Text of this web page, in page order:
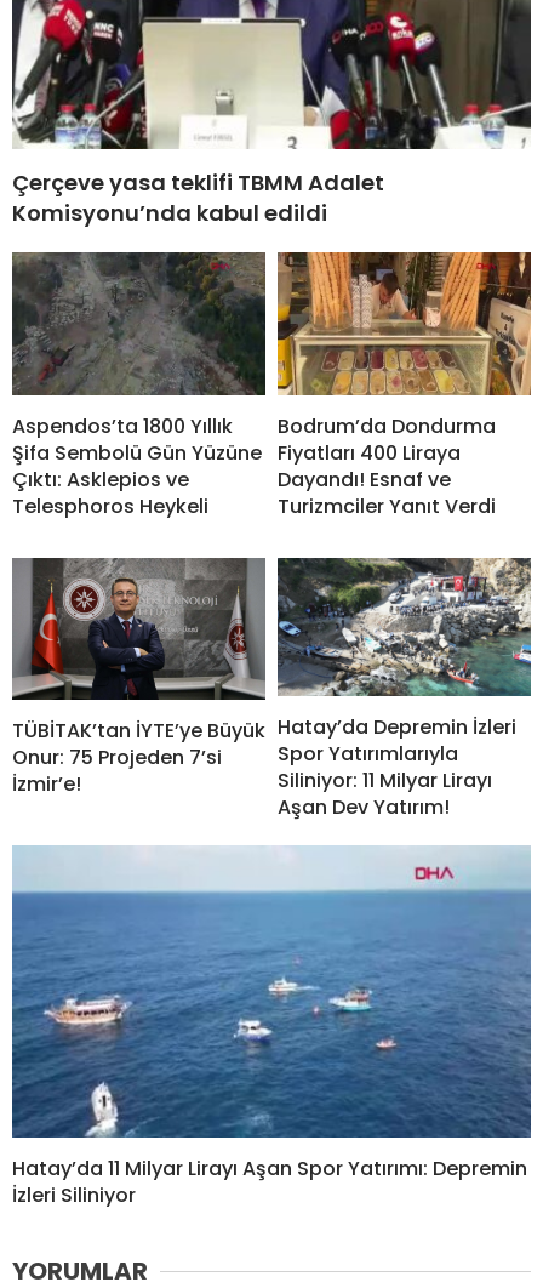
Çerçeve yasa teklifi TBMM Adalet
Komisyonu’nda kabul edildi
Aspendos’ta 1800 Yıllık
Şifa Sembolü Gün Yüzüne
Çıktı: Asklepios ve
Telesphoros Heykeli
Bodrum’da Dondurma
Fiyatları 400 Liraya
Dayandı! Esnaf ve
Turizmciler Yanıt Verdi
TÜBİTAK’tan İYTE’ye Büyük
Onur: 75 Projeden 7’si
İzmir’e!
Hatay’da Depremin İzleri
Spor Yatırımlarıyla
Siliniyor: 11 Milyar Lirayı
Aşan Dev Yatırım!
Hatay’da 11 Milyar Lirayı Aşan Spor Yatırımı: Depremin
İzleri Siliniyor
YORUMLAR